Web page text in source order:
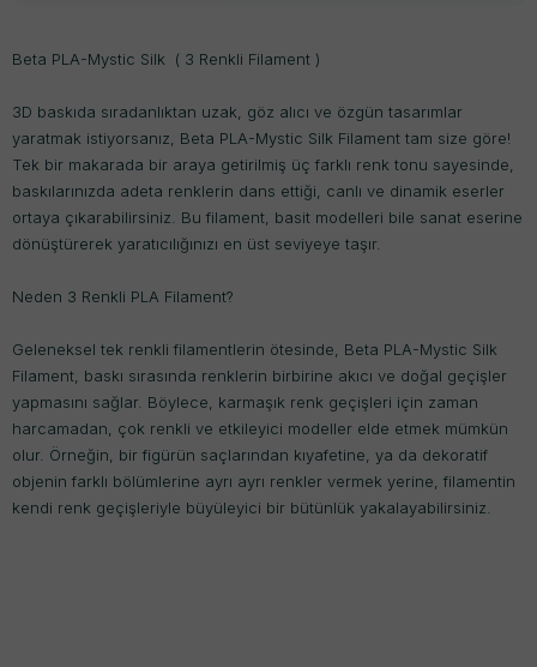
Beta PLA-Mystic Silk ( 3 Renkli Filament )
3D baskıda sıradanlıktan uzak, göz alıcı ve özgün tasarımlar
yaratmak istiyorsanız, Beta PLA-Mystic Silk Filament tam size göre!
Tek bir makarada bir araya getirilmiş üç farklı renk tonu sayesinde,
baskılarınızda adeta renklerin dans ettiği, canlı ve dinamik eserler
ortaya çıkarabilirsiniz. Bu filament, basit modelleri bile sanat eserine
dönüştürerek yaratıcılığınızı en üst seviyeye taşır.
Neden 3 Renkli PLA Filament?
Geleneksel tek renkli filamentlerin ötesinde, Beta PLA-Mystic Silk
Filament, baskı sırasında renklerin birbirine akıcı ve doğal geçişler
yapmasını sağlar. Böylece, karmaşık renk geçişleri için zaman
harcamadan, çok renkli ve etkileyici modeller elde etmek mümkün
olur. Örneğin, bir figürün saçlarından kıyafetine, ya da dekoratif
objenin farklı bölümlerine ayrı ayrı renkler vermek yerine, filamentin
kendi renk geçişleriyle büyüleyici bir bütünlük yakalayabilirsiniz.